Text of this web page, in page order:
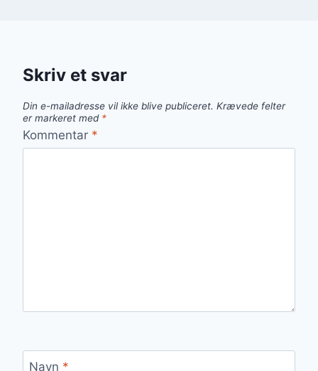
Skriv et svar
Din e-mailadresse vil ikke blive publiceret. Krævede felter
er markeret med *
Kommentar *
Navn *